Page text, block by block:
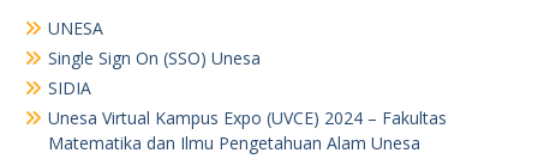
UNESA
Single Sign On (SSO) Unesa
SIDIA
Unesa Virtual Kampus Expo (UVCE) 2024 – Fakultas
Matematika dan Ilmu Pengetahuan Alam Unesa